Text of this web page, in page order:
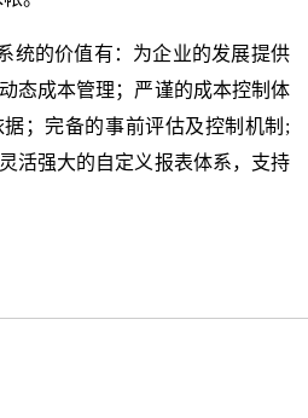
统的价值有：为企业的发展提供
态成本管理；严谨的成本控制体
；完备的事前评估及控制机制;
活强大的自定义报表体系，支持